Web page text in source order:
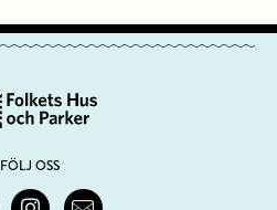
FÖLJ OSS